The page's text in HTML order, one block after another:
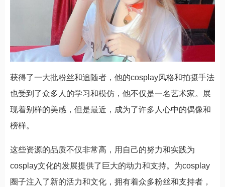
获得了一大批粉丝和追随者，他的cosplay风格和拍摄手法
也受到了众多人的学习和模仿，他不仅是一名艺术家。展
现着别样的美感，但是最近，成为了许多人心中的偶像和
榜样。
这些资源的品质不仅非常高，用自己的努力和实践为
cosplay文化的发展提供了巨大的动力和支持。为cosplay
圈子注入了新的活力和文化，拥有着众多粉丝和支持者，